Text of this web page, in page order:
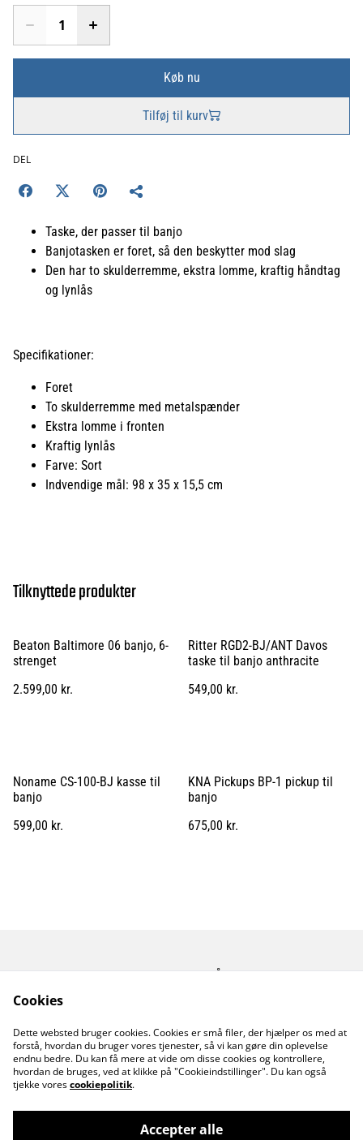
Køb nu
Tilføj til kurv
DEL
Taske, der passer til banjo
Banjotasken er foret, så den beskytter mod slag
Den har to skulderremme, ekstra lomme, kraftig håndtag
og lynlås
Specifikationer:
Foret
To skulderremme med metalspænder
Ekstra lomme i fronten
Kraftig lynlås
Farve: Sort
Indvendige mål: 98 x 35 x 15,5 cm
Tilknyttede produkter
Beaton Baltimore 06 banjo, 6-
strenget
2.599,00 kr.
Ritter RGD2-BJ/ANT Davos
taske til banjo anthracite
549,00 kr.
Noname CS-100-BJ kasse til
banjo
599,00 kr.
KNA Pickups BP-1 pickup til
banjo
675,00 kr.
Kontakt os
Åbningstider
Cookiepolitik
Cookies
Dette websted bruger cookies. Cookies er små filer, der hjælper os med at
forstå, hvordan du bruger vores tjenester, så vi kan gøre din oplevelse
endnu bedre. Du kan få mere at vide om disse cookies og kontrollere,
hvordan de bruges, ved at klikke på "Cookieindstillinger". Du kan også
tjekke vorescookiepolitik.
Accepter alle